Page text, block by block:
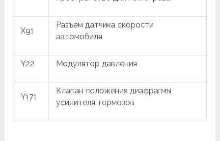
X91
Разъем датчика скорости
автомобиля
Y22 Модулятор давления
Y171
Клапан положения диафрагмы
усилителя тормозов